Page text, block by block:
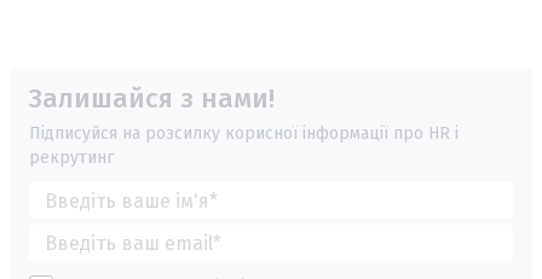
Залишайся з нами!
Підписуйся на розсилку корисної інформації про HR і
рекрутинг